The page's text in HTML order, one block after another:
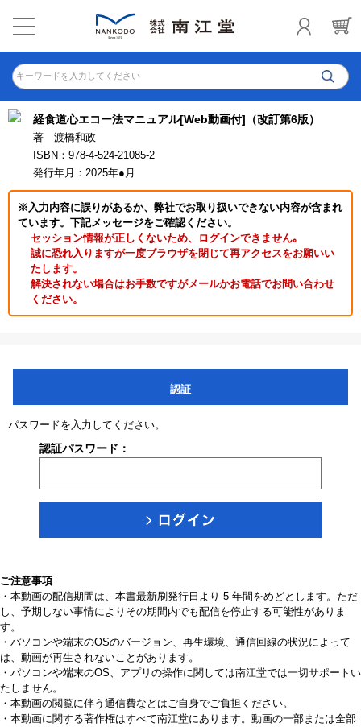
キーワードを入力してください
経食道心エコー法マニュアル[Web動画付]（改訂第6版）
著 渡橋和政
ISBN：978-4-524-21085-2
発行年月：2025年●月
※入力内容に誤りがあるか、弊社でお取り扱いできない内容が含まれ
ています。下記メッセージをご確認ください。
セッション情報が正しくないため、ログインできません｡
誠に恐れ入りますが一度ブラウザを閉じて再アクセスをお願いい
たします。
解決されない場合はお手数ですがメールかお電話でお問い合わせ
ください。
認証
パスワードを入力してください。
認証パスワード：
ご注意事項
・本動画の配信期間は、本書最新刷発行日より 5 年間をめどとします。ただ
し、予期しない事情によりその期間内でも配信を停止する可能性がありま
す。
・パソコンや端末のOSのバージョン、再生環境、通信回線の状況によって
は、動画が再生されないことがあります。
・パソコンや端末のOS、アプリの操作に関しては南江堂では一切サポートい
たしません。
・本動画の閲覧に伴う通信費などはご自身でご負担ください。
・本動画に関する著作権はすべて南江堂にあります。動画の一部または全部